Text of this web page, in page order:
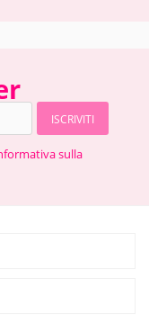
ISCRIVITI
sulla